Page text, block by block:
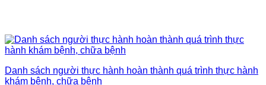
Danh sách người thực hành hoàn thành quá trình thực hành
khám bệnh, chữa bệnh